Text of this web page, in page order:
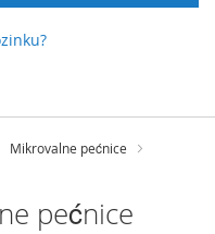
Mikrovalne pećnice
pećnice